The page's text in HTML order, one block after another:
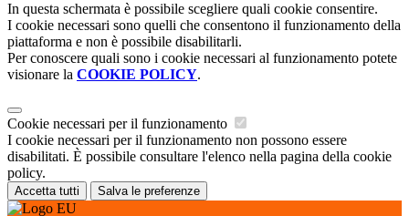
In questa schermata è possibile scegliere quali cookie consentire.
I cookie necessari sono quelli che consentono il funzionamento della
piattaforma e non è possibile disabilitarli.
Per conoscere quali sono i cookie necessari al funzionamento potete
visionare la COOKIE POLICY.
Cookie necessari per il funzionamento
I cookie necessari per il funzionamento non possono essere
disabilitati. È possibile consultare l'elenco nella pagina della cookie
policy.
Accetta tutti Salva le preferenze